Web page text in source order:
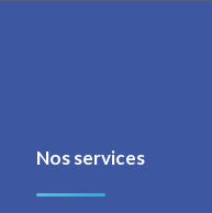
Nos services